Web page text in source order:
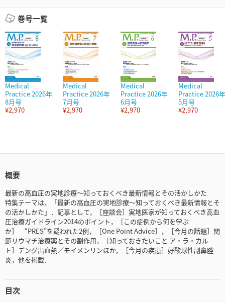
巻号一覧
Medical
Practice 2026年
8月号
¥2,970
Medical
Practice 2026年
7月号
¥2,970
Medical
Practice 2026年
6月号
¥2,970
Medical
Practice 2026年
5月号
¥2,970
概要
最新の高血圧の実地診療～知っておくべき最新情報とその活かしかた
特集テーマは，「最新の高血圧の実地診療～知っておくべき最新情報とそ
の活かしかた」．記事として，［座談会］実地医家が知っておくべき高血
圧治療ガイドライン2014のポイント，［この症例から何を学ぶ
か］ “PRES”を疑われた2例，［One Point Advice］，［今月の話題］関
節リウマチ治療薬とその副作用，［知っておきたいこと ア・ラ・カル
ト］デング出血熱／モイメンリンほか，［今月の疾患］好酸球性副鼻腔
炎，他を掲載．
目次